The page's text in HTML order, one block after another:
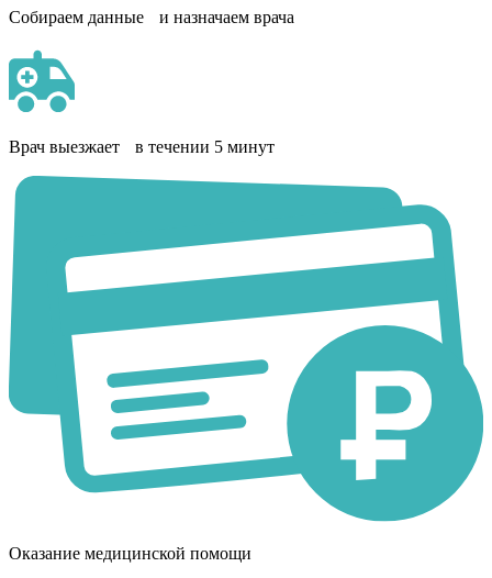
Собираем данные и назначаем врача
Врач выезжает в течении 5 минут
Оказание медицинской помощи